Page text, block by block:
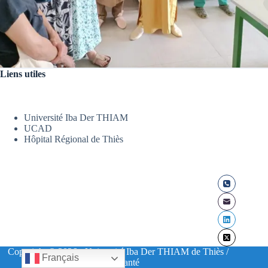
Liens utiles
Université Iba Der THIAM
UCAD
Hôpital Régional de Thiès
Copyright © 2026 - Université Iba Der THIAM de Thiès /
UFR Santé
Français